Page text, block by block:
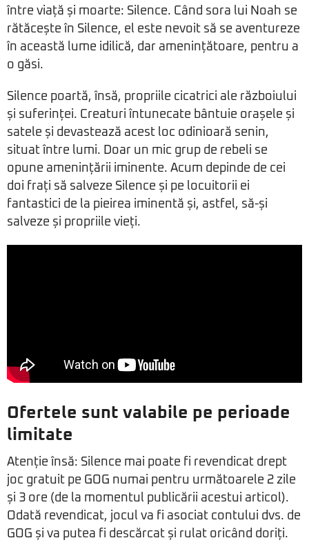
între viață și moarte: Silence. Când sora lui Noah se
rătăcește în Silence, el este nevoit să se aventureze
în această lume idilică, dar amenințătoare, pentru a
o găsi.
Silence poartă, însă, propriile cicatrici ale războiului
și suferinței. Creaturi întunecate bântuie orașele și
satele și devastează acest loc odinioară senin,
situat între lumi. Doar un mic grup de rebeli se
opune amenințării iminente. Acum depinde de cei
doi frați să salveze Silence și pe locuitorii ei
fantastici de la pieirea iminentă și, astfel, să-și
salveze și propriile vieți.
Ofertele sunt valabile pe perioade
limitate
Atenție însă: Silence mai poate fi revendicat drept
joc gratuit pe GOG numai pentru următoarele 2 zile
și 3 ore (de la momentul publicării acestui articol).
Odată revendicat, jocul va fi asociat contului dvs. de
GOG și va putea fi descărcat și rulat oricând doriți.